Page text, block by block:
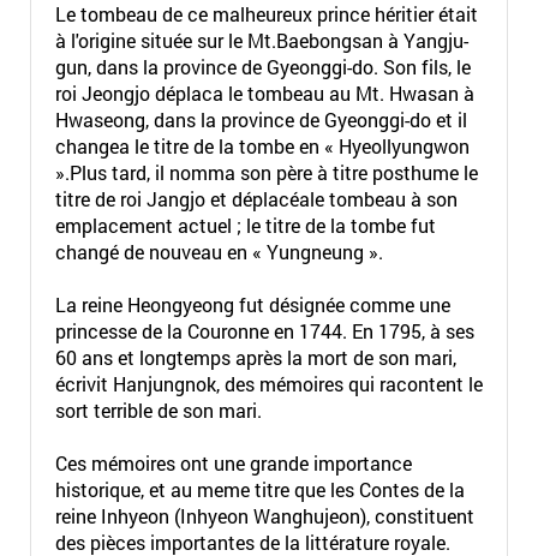
Le tombeau de ce malheureux prince héritier était
à l'origine située sur le Mt.Baebongsan à Yangju-
gun, dans la province de Gyeonggi-do. Son fils, le
roi Jeongjo déplaca le tombeau au Mt. Hwasan à
Hwaseong, dans la province de Gyeonggi-do et il
changea le titre de la tombe en « Hyeollyungwon
».Plus tard, il nomma son père à titre posthume le
titre de roi Jangjo et déplacéale tombeau à son
emplacement actuel ; le titre de la tombe fut
changé de nouveau en « Yungneung ».
La reine Heongyeong fut désignée comme une
princesse de la Couronne en 1744. En 1795, à ses
60 ans et longtemps après la mort de son mari,
écrivit Hanjungnok, des mémoires qui racontent le
sort terrible de son mari.
Ces mémoires ont une grande importance
historique, et au meme titre que les Contes de la
reine Inhyeon (Inhyeon Wanghujeon), constituent
des pièces importantes de la littérature royale.